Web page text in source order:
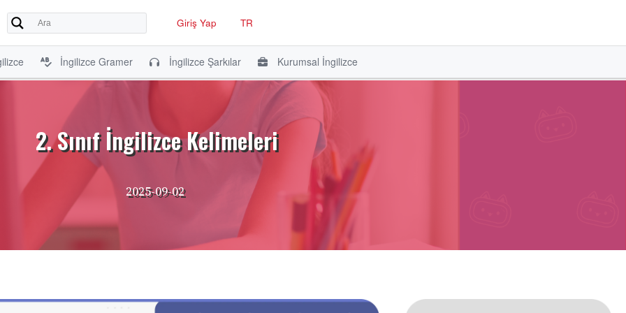
Giriş Yap TR
İngilizce Gramer İngilizce Şarkılar Kurumsal İngilizce
2. Sınıf İngilizce Kelimeleri
2025-09-02